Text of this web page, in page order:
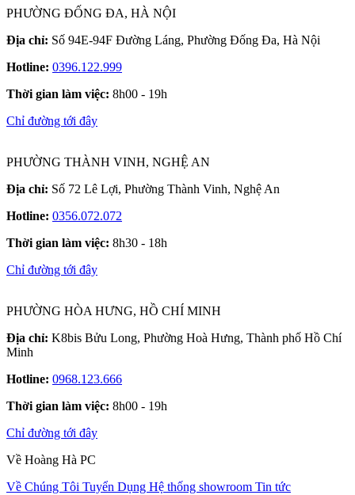
PHƯỜNG ĐỐNG ĐA, HÀ NỘI
Địa chỉ: Số 94E-94F Đường Láng, Phường Đống Đa, Hà Nội
Hotline: 0396.122.999
Thời gian làm việc: 8h00 - 19h
Chỉ đường tới đây
PHƯỜNG THÀNH VINH, NGHỆ AN
Địa chỉ: Số 72 Lê Lợi, Phường Thành Vinh, Nghệ An
Hotline: 0356.072.072
Thời gian làm việc: 8h30 - 18h
Chỉ đường tới đây
PHƯỜNG HÒA HƯNG, HỒ CHÍ MINH
Địa chỉ: K8bis Bửu Long, Phường Hoà Hưng, Thành phố Hồ Chí
Minh
Hotline: 0968.123.666
Thời gian làm việc: 8h00 - 19h
Chỉ đường tới đây
Về Hoàng Hà PC
Về Chúng Tôi Tuyển Dụng Hệ thống showroom Tin tức